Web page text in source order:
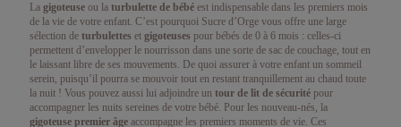
La gigoteuse ou la turbulette de bébé est indispensable dans les premiers mois
de la vie de votre enfant. C’est pourquoi Sucre d’Orge vous offre une large
sélection de turbulettes et gigoteuses pour bébés de 0 à 6 mois : celles-ci
permettent d’envelopper le nourrisson dans une sorte de sac de couchage, tout en
le laissant libre de ses mouvements. De quoi assurer à votre enfant un sommeil
serein, puisqu’il pourra se mouvoir tout en restant tranquillement au chaud toute
la nuit ! Vous pouvez aussi lui adjoindre un tour de lit de sécurité pour
accompagner les nuits sereines de votre bébé. Pour les nouveau-nés, la
gigoteuse premier âge accompagne les premiers moments de vie. Ces